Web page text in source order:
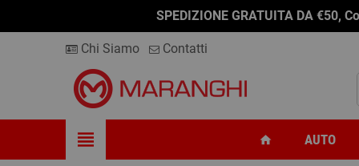
SPEDIZIONE GRATUITA DA €50,
Chi Siamo Contatti
view_headline home AUTO